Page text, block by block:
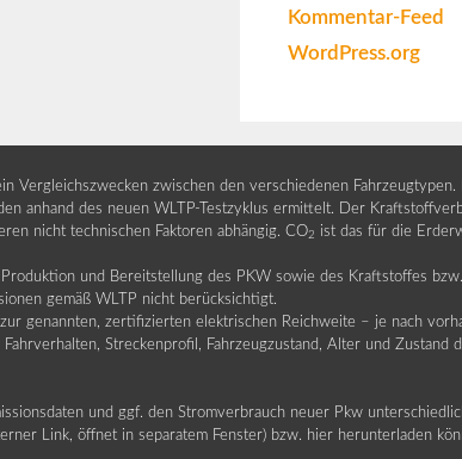
Kommentar-Feed
WordPress.org
Vergleichszwecken zwischen den verschiedenen
anhand des neuen WLTP-Testzyklus ermittelt. Der
nicht technischen Faktoren abhängig. CO2 ist das für die
und Bereitstellung des PKW sowie des Kraftstoffes
gemäß WLTP nicht berücksichtigt.
genannten, zertifizierten elektrischen Reichweite – je nach
Streckenprofil, Fahrzeugzustand, Alter und Zustand
und ggf. den Stromverbrauch neuer Pkw
Link, öffnet in separatem Fenster) bzw. hier herunterladen